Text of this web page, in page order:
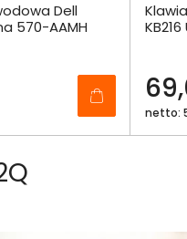
Dell
570-AAMH
netto: